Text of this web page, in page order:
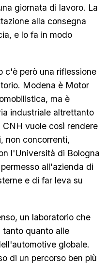
giornata di lavoro. La
alla consegna
e lo fa in modo
c'è però una riflessione
Modena è Motor
ma è
industriale altrettanto
vuole così rendere
non concorrenti,
l'Università di Bologna
all'azienda di
e di far leva su
un laboratorio che
quanto alle
globale.
di un percorso ben più